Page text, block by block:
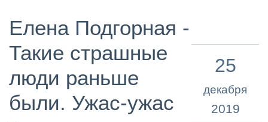
Елена Подгорная -
Такие страшные
люди раньше
были. Ужас-ужас
25
декабря
2019